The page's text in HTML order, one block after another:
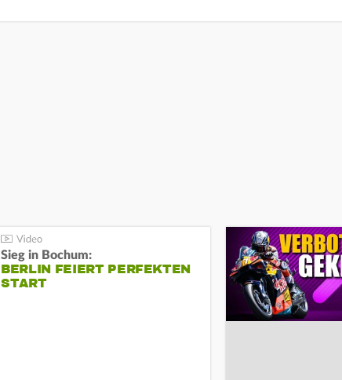
Sieg in Bochum:
BERLIN FEIERT PERFEKTEN
START